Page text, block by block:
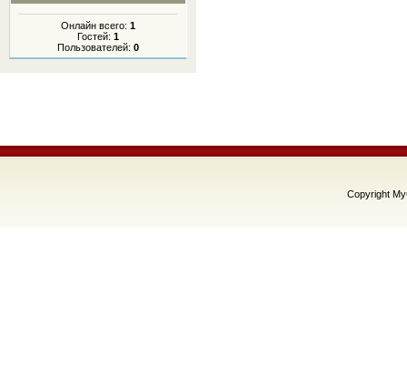
Онлайн всего: 1
Гостей: 1
Пользователей: 0
Copyright